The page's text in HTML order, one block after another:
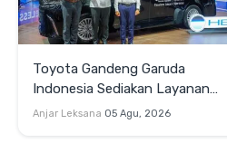
Toyota Gandeng Garuda
Indonesia Sediakan Layanan
Penjemputan Alphard Hybrid EV
Anjar Leksana 05 Agu, 2026